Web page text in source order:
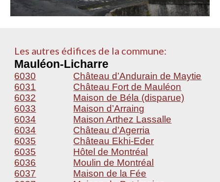
Les autres édifices de la commune:
Mauléon-Licharre
6030
Château d’Andurain de Maytie
6031
Château Fort de Mauléon
6032
Maison de Béla (disparue)
6033
Maison d’Arraing
6034
Maison Arthez Lassalle
6034
Château d’Agerria
6035
Château Ekhi-Eder
6035
Hôtel de Montréal
6036
Moulin de Montréal
6037
Maison de la Fée